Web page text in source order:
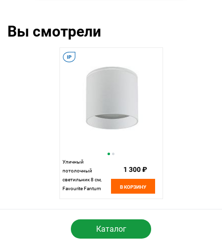
Вы смотрели
IP
Уличный
потолочный
светильник 8 см,
Favourite Fantum
1 300 ₽
В КОРЗИНУ
Каталог